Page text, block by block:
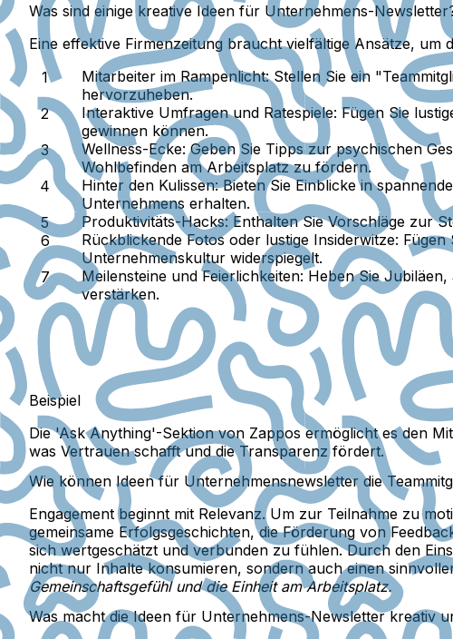
Was sind einige kreative Ideen für Unternehmens-
Eine effektive Firmenzeitung braucht vielfältige Ansätze,
Mitarbeiter im Rampenlicht:Stellen Sie ein
hervorzuheben.
Interaktive Umfragen und Ratespiele: Fügen Sie
gewinnen können.
Wellness-Ecke: Geben Sie Tipps zur psychischen
Wohlbefinden am Arbeitsplatz zu fördern.
Hinter den Kulissen:Bieten Sie Einblicke in
Unternehmens erhalten.
Produktivitäts-Hacks:Enthalten Sie Vorschläge zur
Rückblickende Fotos oder lustige Insiderwitze: Fügen
Unternehmenskultur widerspiegelt.
Meilensteine und Feierlichkeiten:Heben Sie Jubiläen,
verstärken.
Beispiel
Die 'Ask Anything'-Sektion von Zappos ermöglicht es den
was Vertrauen schafft und die Transparenz fördert.
Wie können Ideen für Unternehmensnewsletter die
Engagement beginnt mit Relevanz. Um zur Teilnahme zu
gemeinsame Erfolgsgeschichten, die Förderung von
sich wertgeschätzt und verbunden zu fühlen. Durch den
nicht nur Inhalte konsumieren, sondern auch einen
Gemeinschaftsgefühl und die Einheit am Arbeitsplatz.
Was macht die Ideen für Unternehmens-Newsletter kreativ